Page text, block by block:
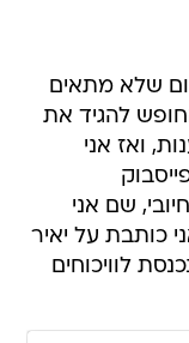
שלא מתאים
להגיד את
ואז אני
שם אני
כותבת על יאיר
לוויכוחים